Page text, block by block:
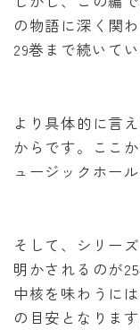
の物語に深く関
29巻まで続いてい
より具体的に言
からです。ここ
ュージックホー
そして、シリー
明かされるのが
中核を味わうに
の目安となります